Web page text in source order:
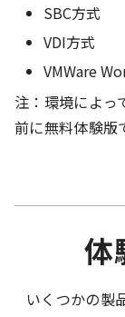
SBC方式
VDI方式
VMWare
注：環境によっ
前に無料体験版
体
いくつかの製